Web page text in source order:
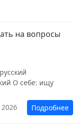
на вопросы
О себе: ищу
Подробнее